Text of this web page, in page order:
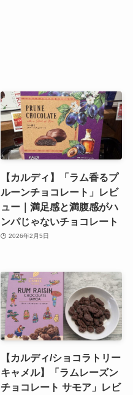
【カルディ】「ラム香るプ
ルーンチョコレート」レビ
ュー｜満足感と満腹感がハ
ンパじゃないチョコレート
2026年2月5日
【カルディ/ショコラトリー
キャメル】「ラムレーズン
チョコレート サモア」レビ